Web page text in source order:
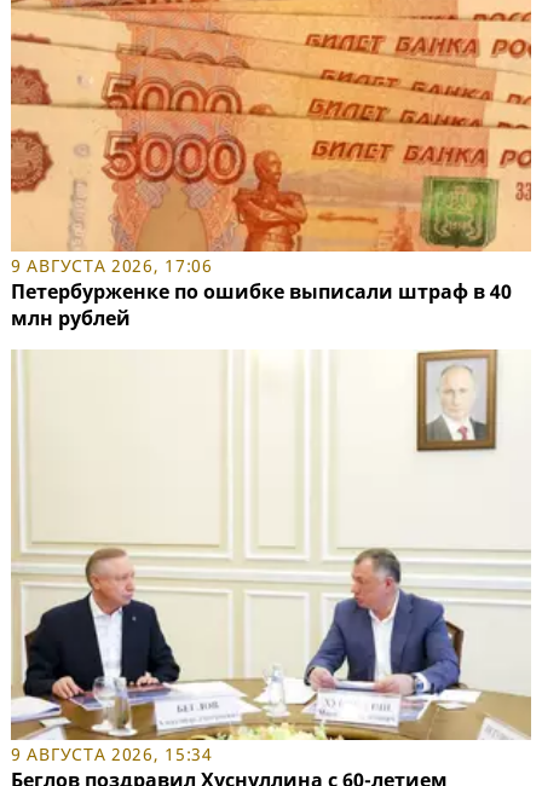
9 АВГУСТА 2026, 17:06
Петербурженке по ошибке выписали штраф в 40
млн рублей
9 АВГУСТА 2026, 15:34
Беглов поздравил Хуснуллина с 60-летием